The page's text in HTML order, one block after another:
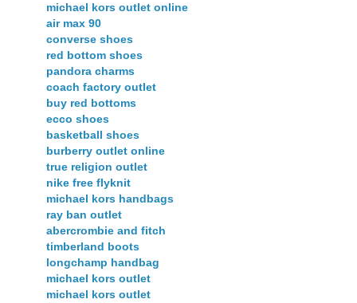
michael kors outlet online
air max 90
converse shoes
red bottom shoes
pandora charms
coach factory outlet
buy red bottoms
ecco shoes
basketball shoes
burberry outlet online
true religion outlet
nike free flyknit
michael kors handbags
ray ban outlet
abercrombie and fitch
timberland boots
longchamp handbag
michael kors outlet
michael kors outlet